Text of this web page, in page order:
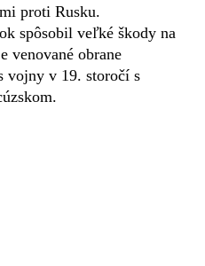
proti Rusku.
spôsobil veľké škody na
venované obrane
vojny v 19. storočí s